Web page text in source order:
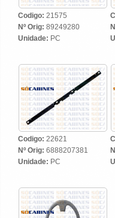
Codigo: 21575
Nº Orig: 89249280
Unidade: PC
Codigo: 22621
Nº Orig: 6888207381
Unidade: PC